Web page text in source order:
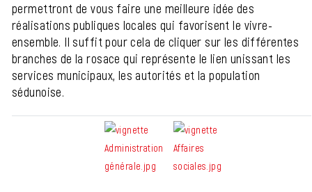
permettront de vous faire une meilleure idée des
réalisations publiques locales qui favorisent le vivre-
ensemble. Il suffit pour cela de cliquer sur les différentes
branches de la rosace qui représente le lien unissant les
services municipaux, les autorités et la population
sédunoise.